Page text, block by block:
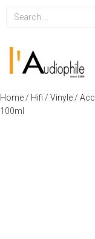
Home / Hifi / Vinyle /
100ml